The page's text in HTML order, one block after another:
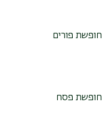
חופשת פורים
חופשת פסח